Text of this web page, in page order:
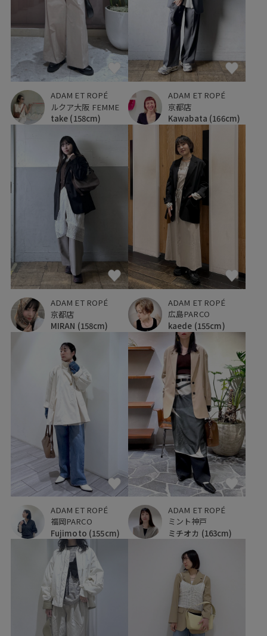
ADAM ET ROPÉ
ルクア大阪 FEMME
take (158cm)
ADAM ET ROPÉ
京都店
Kawabata (166cm)
ADAM ET ROPÉ
京都店
MIRAN (158cm)
ADAM ET ROPÉ
広島PARCO
kaede (155cm)
ADAM ET ROPÉ
福岡PARCO
Fujimoto (155cm)
ADAM ET ROPÉ
ミント神戸
ミチオカ (163cm)